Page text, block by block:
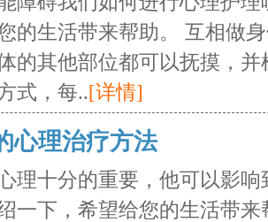
的生活带来帮助。 互相做
的其他部位都可以抚摸，
式，每..[详情]
心理治疗方法
理十分的重要，他可以影
一下，希望给您的生活带